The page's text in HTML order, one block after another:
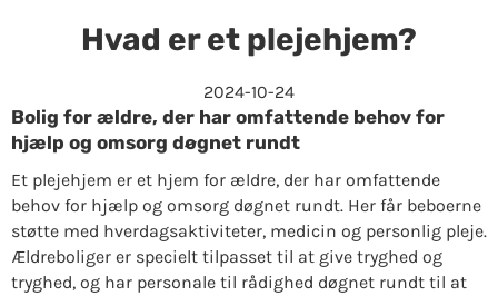
Hvad er et plejehjem?
2024-10-24
Bolig for ældre, der har omfattende behov for
hjælp og omsorg døgnet rundt
Et plejehjem er et hjem for ældre, der har omfattende
behov for hjælp og omsorg døgnet rundt. Her får beboerne
støtte med hverdagsaktiviteter, medicin og personlig pleje.
Ældreboliger er specielt tilpasset til at give tryghed og
tryghed, og har personale til rådighed døgnet rundt til at